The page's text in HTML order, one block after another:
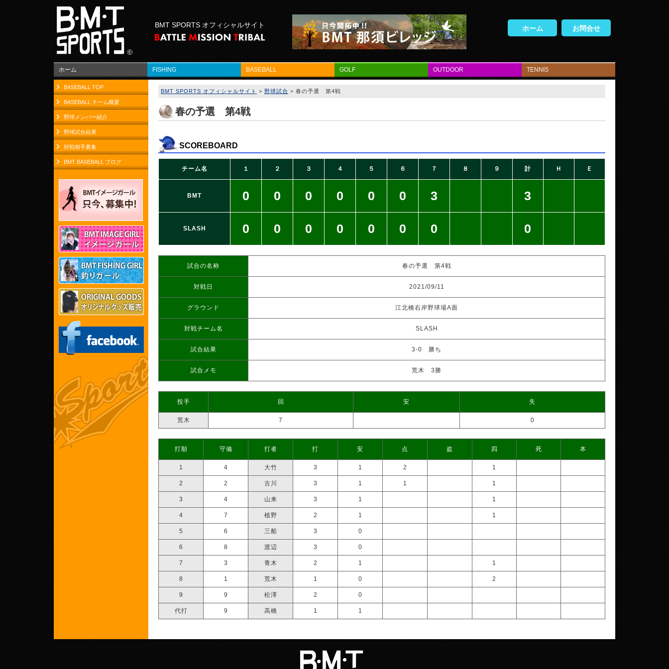
BMT SPORTS オフィシャルサイト ホーム お問合せ
ホーム FISHING BASEBALL GOLF OUTDOOR TENNIS
BASEBALL TOP
BASEBALL チーム概要
野球メンバー紹介
野球試合結果
対戦相手募集
BMT BASEBALL ブログ
BMT SPORTS オフィシャルサイト > 野球試合 > 春の予選 第4戦
春の予選 第4戦
SCOREBOARD
チーム名 １ ２ ３ ４ ５ ６ ７ ８ ９ 計 Ｈ Ｅ
BMT 0 0 0 0 0 0 3 3
SLASH 0 0 0 0 0 0 0 0
試合の名称 春の予選 第4戦
対戦日 2021/09/11
グラウンド 江北橋右岸野球場A面
対戦チーム名 SLASH
試合結果 3-0 勝ち
試合メモ 荒木 3勝
投手 回 安 失
荒木 7 0
打順 守備 打者 打 安 点 盗 四 死 本
1 4 大竹 3 1 2 1
2 2 古川 3 1 1 1
3 4 山来 3 1 1
4 7 植野 2 1 1
5 6 三船 3 0
6 8 渡辺 3 0
7 3 青木 2 1 1
8 1 荒木 1 0 2
9 9 松澤 2 0
代打 9 高橋 1 1